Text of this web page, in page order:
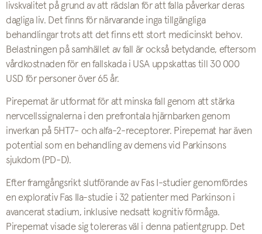
livskvalitet på grund av att rädslan för att falla påverkar deras
dagliga liv. Det finns för närvarande inga tillgängliga
behandlingar trots att det finns ett stort medicinskt behov.
Belastningen på samhället av fall är också betydande, eftersom
vårdkostnaden för en fallskada i USA uppskattas till 30 000
USD för personer över 65 år.
Pirepemat är utformat för att minska fall genom att stärka
nervcellssignalerna i den prefrontala hjärnbarken genom
inverkan på 5HT7- och alfa-2-receptorer. Pirepemat har även
potential som en behandling av demens vid Parkinsons
sjukdom (PD-D).
Efter framgångsrikt slutförande av Fas I-studier genomfördes
en explorativ Fas IIa-studie i 32 patienter med Parkinson i
avancerat stadium, inklusive nedsatt kognitiv förmåga.
Pirepemat visade sig tolereras väl i denna patientgrupp. Det